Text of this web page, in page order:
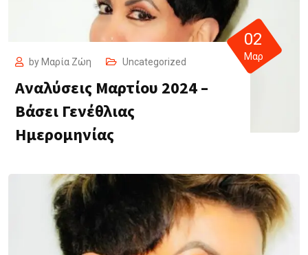
by Μαρία Ζώη Uncategorized
Αναλύσεις Μαρτίου 2024 –
Βάσει Γενέθλιας
Ημερομηνίας
02
Μαρ